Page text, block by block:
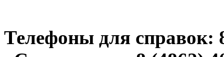
Телефоны для